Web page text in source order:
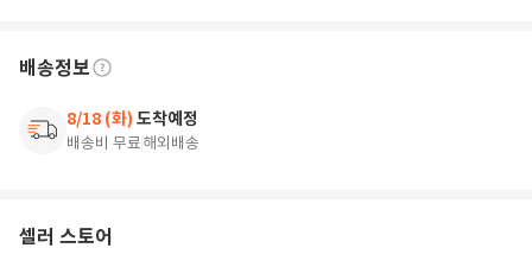
배송정보
8/18 (화) 도착예정
배송비 무료해외배송
셀러 스토어